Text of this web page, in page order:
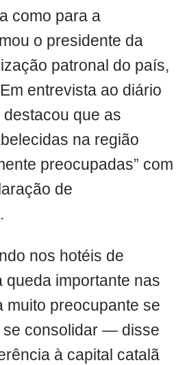
como para a
o presidente da
patronal do país,
entrevista ao diário
destacou que as
na região
preocupadas” com
de
nos hotéis de
queda importante nas
muito preocupante se
se consolidar — disse
à capital catalã